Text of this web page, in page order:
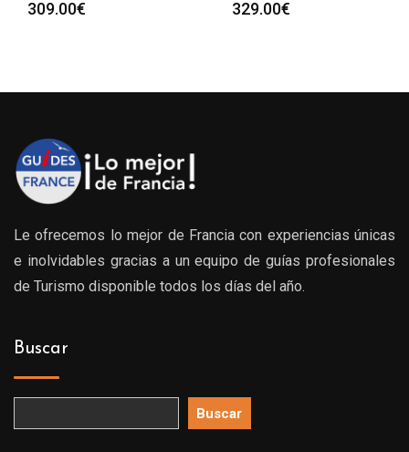
309.00€ 329.00€
Le ofrecemos lo mejor de Francia con experiencias únicas
e inolvidables gracias a un equipo de guías profesionales
de Turismo disponible todos los días del año.
Buscar
Buscar